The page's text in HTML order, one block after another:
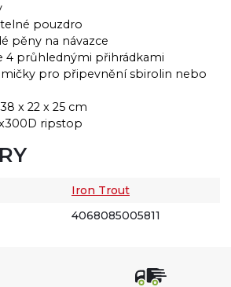
pouzdro
pěny na návazce
4 průhlednými přihrádkami
pro připevnění sbirolin nebo
x 22 x 25 cm
ripstop
Iron Trout
4068085005811